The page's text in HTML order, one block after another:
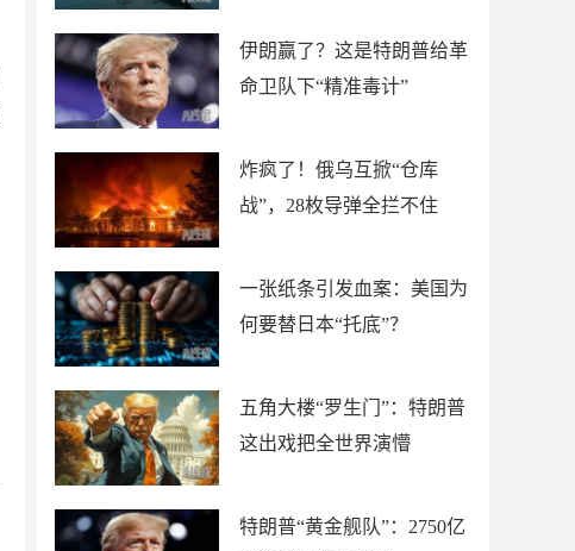
伊朗赢了？这是特朗普给革
命卫队下“精准毒计”
炸疯了！俄乌互掀“仓库
战”，28枚导弹全拦不住
一张纸条引发血案：美国为
何要替日本“托底”？
五角大楼“罗生门”：特朗普
这出戏把全世界演懵
特朗普“黄金舰队”：2750亿